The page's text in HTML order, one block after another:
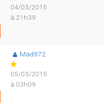
04/03/2015
à 21h39
Mad972
05/03/2015
à 03h09